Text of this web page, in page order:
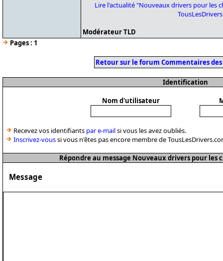
Lire l'actualité "Nouveaux drivers pour les
Modérateur TLD
Pages : 1
Retour sur le forum Commentaires
Identification
Nom d'utilisateur
Recevez vos identifiants par e-mailsi vous les avez oubliés.
Inscrivez-voussi vous n'êtes pas encore membre de
Répondre au message Nouveaux drivers pour les
Message